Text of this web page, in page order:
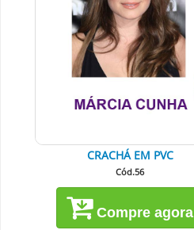
CRACHÁ EM PVC
Cód.56
Compre agora